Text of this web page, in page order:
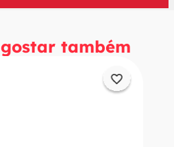
gostar também